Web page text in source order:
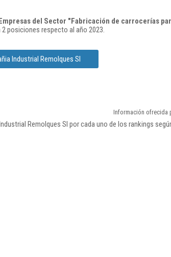
del Sector "Fabricación de carrocerías
posiciones respecto al año 2023.
Industrial Remolques Sl
Información ofrecida
Remolques Sl por cada uno de los rankings